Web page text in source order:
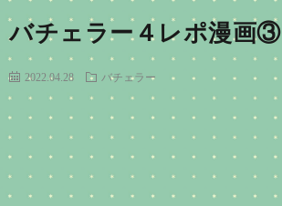
バチェラー４レポ漫画③
2022.04.28 バチェラー